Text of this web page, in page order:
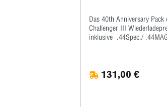
Das 40th Anniversary Pack
Challenger III
inklusive .44Spec./
131,00 €